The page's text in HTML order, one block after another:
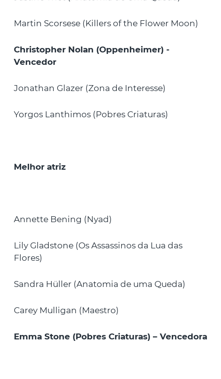
Martin Scorsese (Killers of the Flower Moon)
Christopher Nolan (Oppenheimer) -
Vencedor
Jonathan Glazer (Zona de Interesse)
Yorgos Lanthimos (Pobres Criaturas)
Melhor atriz
Annette Bening (Nyad)
Lily Gladstone (Os Assassinos da Lua das
Flores)
Sandra Hüller (Anatomia de uma Queda)
Carey Mulligan (Maestro)
Emma Stone (Pobres Criaturas) – Vencedora